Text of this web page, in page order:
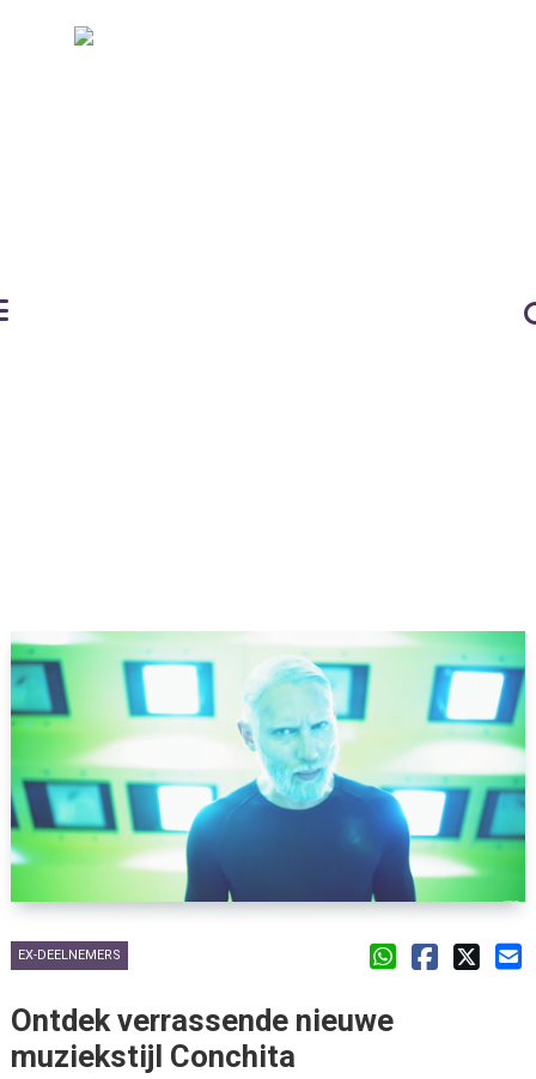
EX-DEELNEMERS
Ontdek verrassende nieuwe
muziekstijl Conchita